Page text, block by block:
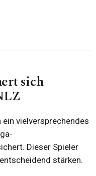
sich
vielversprechendes
Dieser Spieler
stärken.